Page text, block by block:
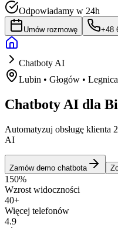
Odpowiadamy w 24h
Umów rozmowę +48
Chatboty AI
Lubin • Głogów • Legnica
Chatboty AI dla
Automatyzuj obsługę klienta
AI
Zamów demo chatbota
150%
Wzrost widoczności
40+
Więcej telefonów
4.9